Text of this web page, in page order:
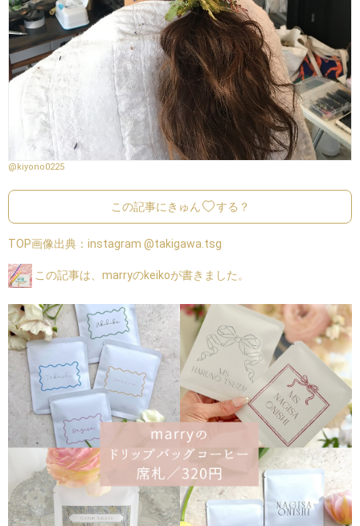
@kiyono0225
この記事にきゅん する？
TOP画像出典： instagram @takigawa.tsg
この記事は、marryのkeikoが書きました。